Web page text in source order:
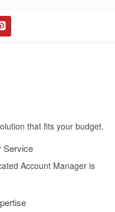
that fits your budget.
Service
Account Manager is